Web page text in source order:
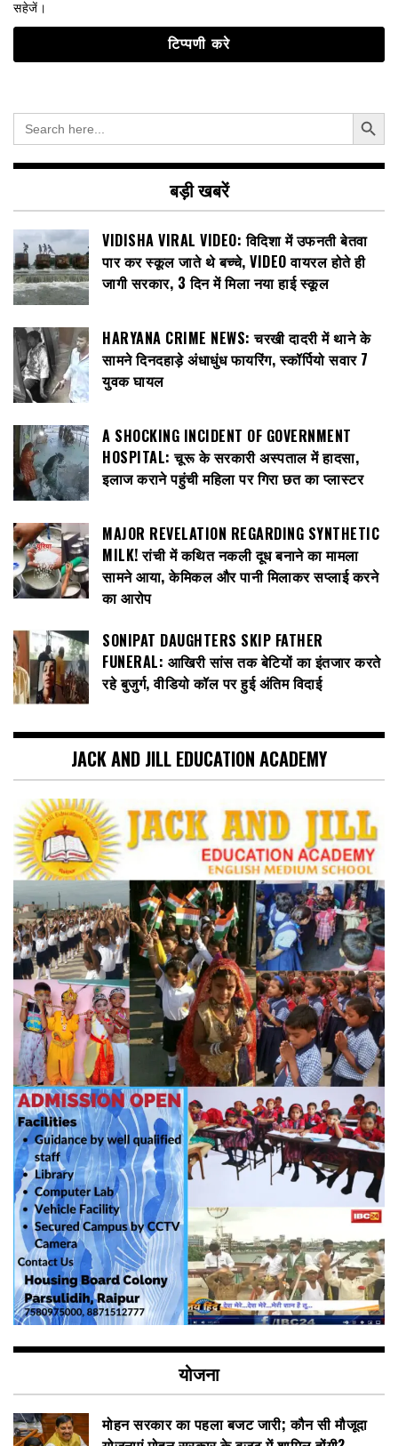
सहेजें।
Search
for:
Search Button
बड़ी खबरें
VIDISHA VIRAL VIDEO: विदिशा में उफनती बेतवा
पार कर स्कूल जाते थे बच्चे, VIDEO वायरल होते ही
जागी सरकार, 3 दिन में मिला नया हाई स्कूल
HARYANA CRIME NEWS: चरखी दादरी में थाने के
सामने दिनदहाड़े अंधाधुंध फायरिंग, स्कॉर्पियो सवार 7
युवक घायल
A SHOCKING INCIDENT OF GOVERNMENT
HOSPITAL: चूरू के सरकारी अस्पताल में हादसा,
इलाज कराने पहुंची महिला पर गिरा छत का प्लास्टर
MAJOR REVELATION REGARDING SYNTHETIC
MILK! रांची में कथित नकली दूध बनाने का मामला
सामने आया, केमिकल और पानी मिलाकर सप्लाई करने
का आरोप
SONIPAT DAUGHTERS SKIP FATHER
FUNERAL: आखिरी सांस तक बेटियों का इंतजार करते
रहे बुजुर्ग, वीडियो कॉल पर हुई अंतिम विदाई
JACK AND JILL EDUCATION ACADEMY
योजना
मोहन सरकार का पहला बजट जारी; कौन सी मौजूदा